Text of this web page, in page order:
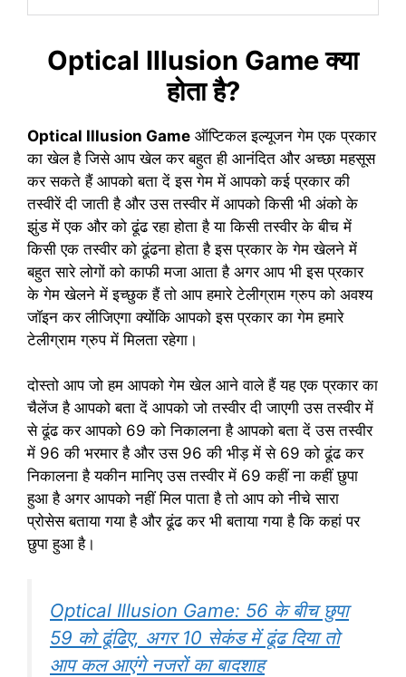
Optical Illusion Game क्या
होता है?
Optical Illusion Game ऑप्टिकल इल्यूजन गेम एक प्रकार
का खेल है जिसे आप खेल कर बहुत ही आनंदित और अच्छा महसूस
कर सकते हैं आपको बता दें इस गेम में आपको कई प्रकार की
तस्वीरें दी जाती है और उस तस्वीर में आपको किसी भी अंको के
झुंड में एक और को ढूंढ रहा होता है या किसी तस्वीर के बीच में
किसी एक तस्वीर को ढूंढना होता है इस प्रकार के गेम खेलने में
बहुत सारे लोगों को काफी मजा आता है अगर आप भी इस प्रकार
के गेम खेलने में इच्छुक हैं तो आप हमारे टेलीग्राम ग्रुप को अवश्य
जॉइन कर लीजिएगा क्योंकि आपको इस प्रकार का गेम हमारे
टेलीग्राम ग्रुप में मिलता रहेगा।
दोस्तो आप जो हम आपको गेम खेल आने वाले हैं यह एक प्रकार का
चैलेंज है आपको बता दें आपको जो तस्वीर दी जाएगी उस तस्वीर में
से ढूंढ कर आपको 69 को निकालना है आपको बता दें उस तस्वीर
में 96 की भरमार है और उस 96 की भीड़ में से 69 को ढूंढ कर
निकालना है यकीन मानिए उस तस्वीर में 69 कहीं ना कहीं छुपा
हुआ है अगर आपको नहीं मिल पाता है तो आप को नीचे सारा
प्रोसेस बताया गया है और ढूंढ कर भी बताया गया है कि कहां पर
छुपा हुआ है।
Optical Illusion Game: 56 के बीच छुपा
59 को ढूंढिए, अगर 10 सेकंड में ढूंढ दिया तो
आप कल आएंगे नजरों का बादशाह